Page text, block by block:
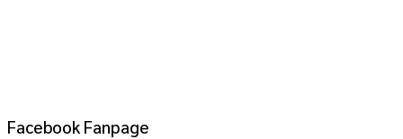
Facebook Fanpage